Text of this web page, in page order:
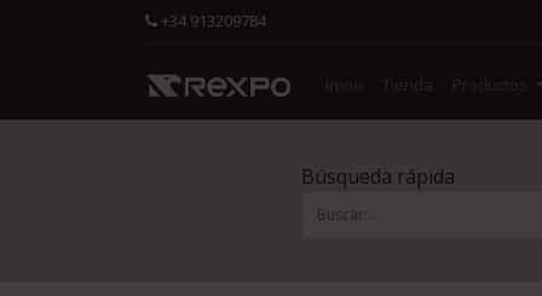
+34 913209784
Inicio Tienda Productos
Búsqueda rápida